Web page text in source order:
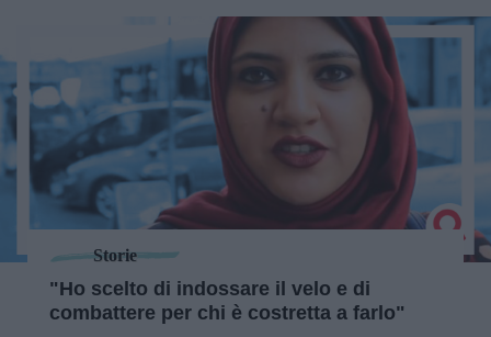
Storie
"Ho scelto di indossare il velo e di
combattere per chi è costretta a farlo"